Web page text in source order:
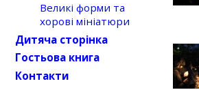
Великі форми та
хорові мініатюри
Дитяча сторінка
Гостьова книга
Контакти